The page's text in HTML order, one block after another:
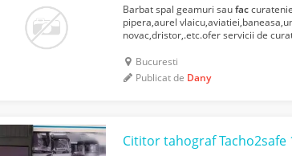
Barbat spal geamuri saufac
pipera,aurel
novac,dristor,.etc.ofer servicii de
Bucuresti
Publicat de Dany
Cititor tahograf Tacho2safe